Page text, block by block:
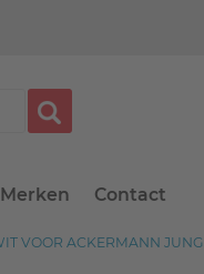
Merken Contact
VOOR ACKERMANN JUNG